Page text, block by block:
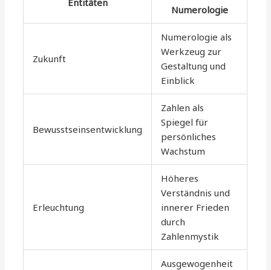
Numerologie
Zukunft
Numerologie als
Werkzeug zur
Gestaltung und
Einblick
Bewusstseinsentwicklung
Zahlen als
Spiegel für
persönliches
Wachstum
Erleuchtung
Höheres
Verständnis und
innerer Frieden
durch
Zahlenmystik
Ausgewogenheit